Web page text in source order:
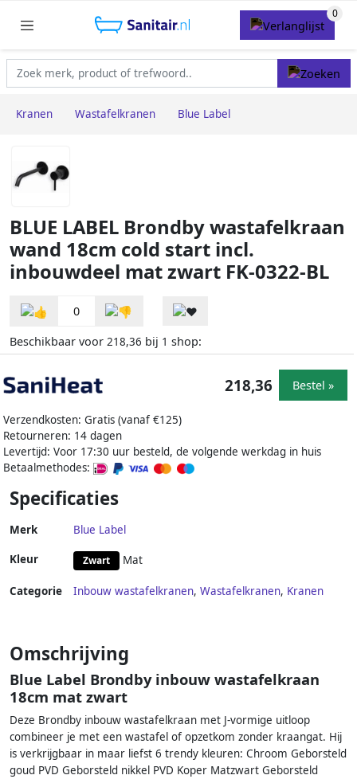
Kranen Wastafelkranen Blue Label
BLUE LABEL Brondby wastafelkraan
wand 18cm cold start incl.
inbouwdeel mat zwart FK-0322-BL
0
Beschikbaar voor 218,36 bij 1 shop:
Verzendkosten: Gratis (vanaf €125)
Retourneren: 14 dagen
Levertijd: Voor 17:30 uur besteld, de volgende werkdag in huis
Betaalmethodes:
218,36 Bestel »
Specificaties
Merk Blue Label
Kleur Zwart Mat
Categorie Inbouw wastafelkranen, Wastafelkranen, Kranen
Omschrijving
Blue Label Brondby inbouw wastafelkraan
18cm mat zwart
Deze Brondby inbouw wastafelkraan met J-vormige uitloop
combineer je met een wastafel of opzetkom zonder kraangat. Hij
is verkrijgbaar in maar liefst 6 trendy kleuren: Chroom Geborsteld
goud PVD Geborsteld nikkel PVD Koper Matzwart Geborsteld